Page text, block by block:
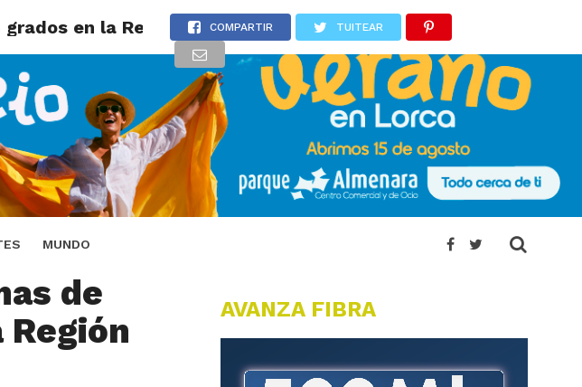
MUNDO
en la Región de Murcia
COMPARTIR TUITEAR
de
AVANZA FIBRA